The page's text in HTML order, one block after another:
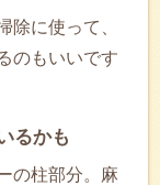
除に使って、
のもいいです
るかも
の柱部分。麻